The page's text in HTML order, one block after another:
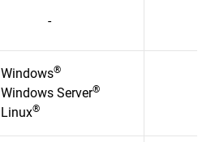
-
Windows®
Windows Server®
Linux®